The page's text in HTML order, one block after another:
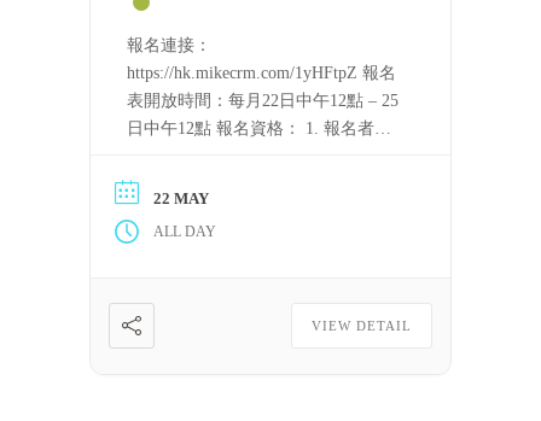
報名連接：
https://hk.mikecrm.com/1yHFtpZ 報名
表開放時間：每月22日中午12點 – 25
日中午12點 報名資格： 1. 報名者需
「泰國四念處禪修課程」的音頻，或
只要可以滿足上述條件，每一位修
22 MAY
ALL DAY
VIEW DETAIL